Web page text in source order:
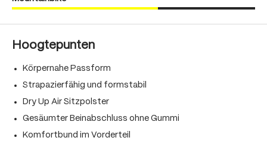
Hoogtepunten
Körpernahe Passform
Strapazierfähig und formstabil
Dry Up Air Sitzpolster
Gesäumter Beinabschluss ohne Gummi
Komfortbund im Vorderteil